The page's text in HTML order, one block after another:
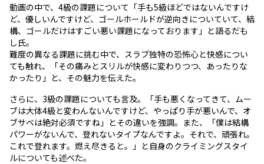
動画の中で、4級の課題について「手も5級ほどではないんですけ
ど、優しいんですけど、ゴールホールドが逆向きについていて、結
構、ゴールだけはすごい悪い課題になっております」と語るだも
し氏。
難度の異なる課題に挑む中で、スラブ独特の恐怖心と快感につい
ても触れ、「その痛みとスリルが快感に変わりつつ、あったりな
かったり」と、その魅力を伝えた。
さらに、3級の課題についても言及。「手も悪くなってきて、ムー
ブは大体4級と変わんないんですけど、やっぱり手が悪いんで、オ
ブサベは絶対必須ですね」とその違いを強調。また、「僕は結構
パワーがないんで、登れないタイプなんですよ。それで、頑張れ。
これで登れます。燃え尽きると。」と自身のクライミングスタイ
ルについても述べた。